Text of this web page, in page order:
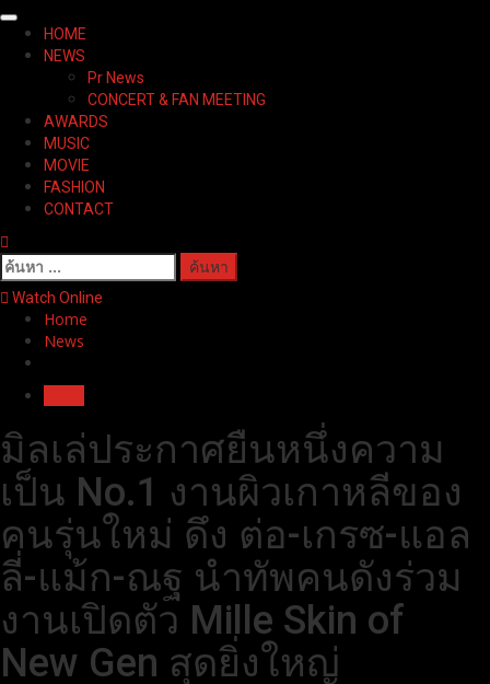
Primary
Menu
HOME
NEWS
Pr News
CONCERT & FAN MEETING
AWARDS
MUSIC
MOVIE
FASHION
CONTACT
ค้นหา
สำหรับ:
Watch Online
Home
News
มิลเล่ประกาศยืนหนึ่งความ
เป็น No.1 งานผิวเกาหลีของ
คนรุ่นใหม่ ดึง ต่อ-เกรซ-แอล
ลี่-แม้ก-ณฐ นำทัพคนดังร่วม
งานเปิดตัว Mille Skin of
New Gen สุดยิ่งใหญ่